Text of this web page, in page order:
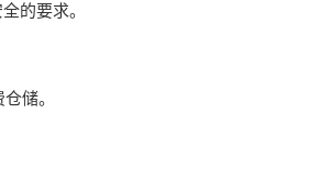
的要求。
储。